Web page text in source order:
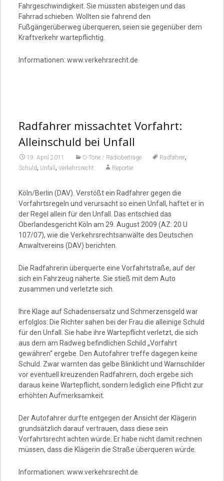
Fahrgeschwindigkeit. Sie müssten absteigen und das
Fahrrad schieben. Wollten sie fahrend den
Fußgängerüberweg überqueren, seien sie gegenüber dem
Kraftverkehr wartepflichtig.
Informationen: www.verkehrsrecht.de
Radfahrer missachtet Vorfahrt:
Alleinschuld bei Unfall
19. April 2011 O-Töne / Radiobeiträge Radfahrer,
Schuld, Unfall , Verkehrsrecht Reporter
Köln/Berlin (DAV). Verstößt ein Radfahrer gegen die
Vorfahrtsregeln und verursacht so einen Unfall, haftet er in
der Regel allein für den Unfall. Das entschied das
Oberlandesgericht Köln am 29. August 2009 (AZ: 20 U
107/07), wie die Verkehrsrechtsanwälte des Deutschen
Anwaltvereins (DAV) berichten.
Die Radfahrerin überquerte eine Vorfahrtstraße, auf der
sich ein Fahrzeug näherte. Sie stieß mit dem Auto
zusammen und verletzte sich.
Ihre Klage auf Schadensersatz und Schmerzensgeld war
erfolglos: Die Richter sahen bei der Frau die alleinige Schuld
für den Unfall. Sie habe ihre Wartepflicht verletzt, die sich
aus dem am Radweg befindlichen Schild „Vorfahrt
gewähren“ ergebe. Den Autofahrer treffe dagegen keine
Schuld. Zwar warnten das gelbe Blinklicht und Warnschilder
vor eventuell kreuzenden Radfahrern, doch ergebe sich
daraus keine Wartepflicht, sondern lediglich eine Pflicht zur
erhöhten Aufmerksamkeit.
Der Autofahrer durfte entgegen der Ansicht der Klägerin
grundsätzlich darauf vertrauen, dass diese sein
Vorfahrtsrecht achten würde. Er habe nicht damit rechnen
müssen, dass die Klägerin die Straße überqueren würde.
Informationen: www.verkehrsrecht.de